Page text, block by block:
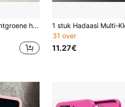
Schattige, frisse, mintgroene harde telefoonhoes met draagbare polsband, compatibel met Samsung Galaxy Z Flip 7/8/Z Flip6/ZFlip 5/Zflip6/Zflip5/Flip8, schokbestendige achterhoes
31 over
11.27€